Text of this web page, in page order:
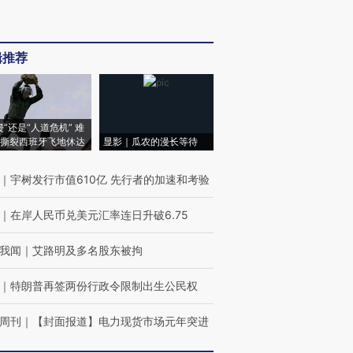
荐
”还是“人道危机” 难
裂西班牙飞地休达
显影｜瓜农的漫长等待
｜ 宇树发行市值610亿 先行者的加速和考验
｜ 在岸人民币兑美元汇率连日升破6.75
闻 ｜ 艾路明及多名股东被拘
｜ 特朗普再签两份行政令限制出生公民权
刊 ｜ 【封面报道】电力现货市场元年突进